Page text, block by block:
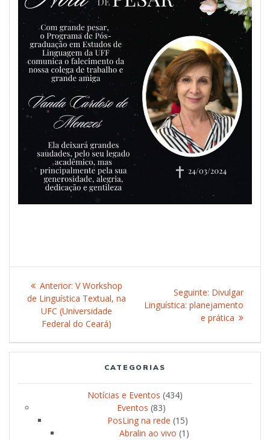
Navegação
de
Post
Anterior: Post
anterior:
V Workshop
de Linguística Textual, na
UFC (Universidade
Federal do Ceará)
Seguinte: Post
seguinte:
Divulgar
Linguística: planejamento
e prática
CATEGORIAS
Notícias e Eventos (434)
Eventos (83)
PosLing na rede (15)
Abralin ao vivo (1)